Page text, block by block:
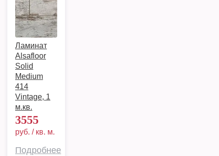
Ламинат
Alsafloor
Solid
Medium
414
Vintage, 1
м.кв.
3555
руб. / кв. м.
Подробнее